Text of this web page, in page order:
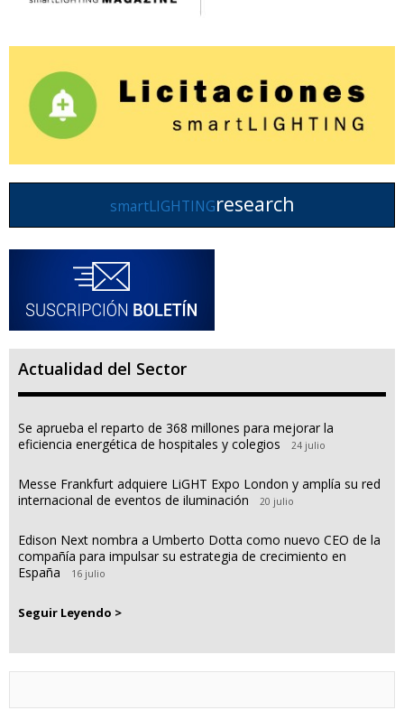
smartLIGHTINGresearch
Actualidad del Sector
Se aprueba el reparto de 368 millones para mejorar la
eficiencia energética de hospitales y colegios
24 julio
Messe Frankfurt adquiere LiGHT Expo London y amplía su red
internacional de eventos de iluminación
20 julio
Edison Next nombra a Umberto Dotta como nuevo CEO de la
compañía para impulsar su estrategia de crecimiento en
España
16 julio
Seguir Leyendo >